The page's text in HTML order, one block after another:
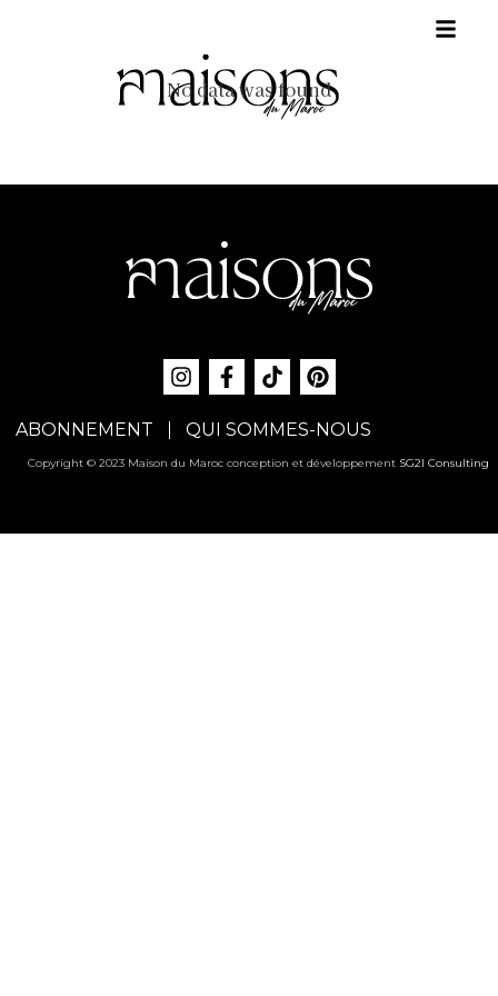
No data was found
ABONNEMENT QUI SOMMES-NOUS
Copyright © 2023 Maison du Maroc conception et développement SG2I Consulting